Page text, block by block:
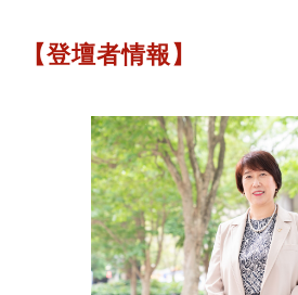
【登壇者情報】